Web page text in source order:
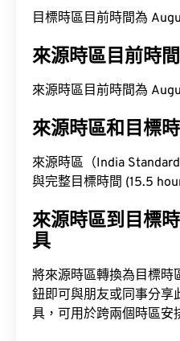
目標時區目前時間為
來源時區目前時
來源時區目前時間為
來源時區和目標
來源時區（India
與完整目標時間 (15.5
來源時區到目標
具
將來源時區轉換為目標時
鈕即可與朋友或同事分享
具，可用於跨兩個時區安